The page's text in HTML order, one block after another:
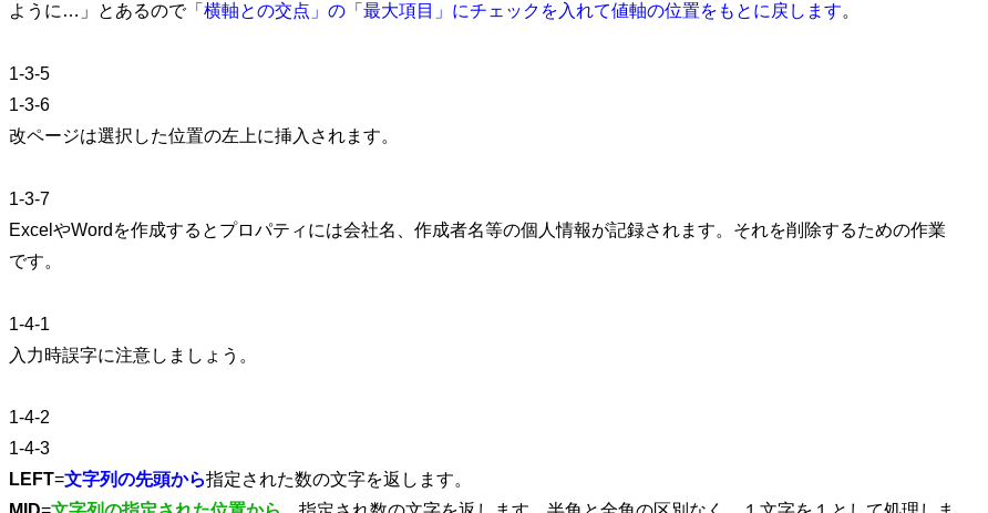
ように…」とあるので「横軸との交点」の「最大項目」にチェックを入れて値軸の位置をもとに戻します。
1-3-5
1-3-6
改ページは選択した位置の左上に挿入されます。
1-3-7
ExcelやWordを作成するとプロパティには会社名、作成者名等の個人情報が記録されます。それを削除するための作業
です。
1-4-1
入力時誤字に注意しましょう。
1-4-2
1-4-3
LEFT=文字列の先頭から指定された数の文字を返します。